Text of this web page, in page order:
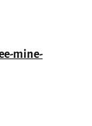
mine-